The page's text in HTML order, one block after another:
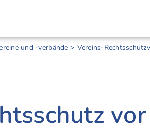
und -verbände Vereins-